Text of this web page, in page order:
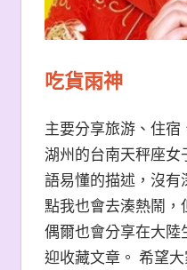
吃貨雨神
主要分享旅游、住
湖州的台南天秤座女
語易懂的描述，沒有
點我也會去湊熱鬧，
偶爾也會分享在大
迎收藏文章。 希望